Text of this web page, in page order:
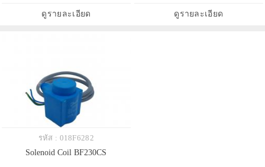
ดูรายละเอียด ดูรายละเอียด
รหัส : 018F6282
Solenoid Coil BF230CS